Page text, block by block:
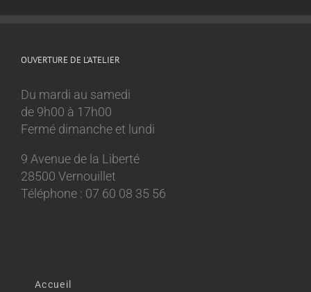
OUVERTURE DE L’ATELIER
Du mardi au samedi
de 9h00 à 17h00
Fermé dimanche et lundi
9 Avenue de la Liberté
28500 Vernouillet
Téléphone : 07 60 08 35 56
Accueil